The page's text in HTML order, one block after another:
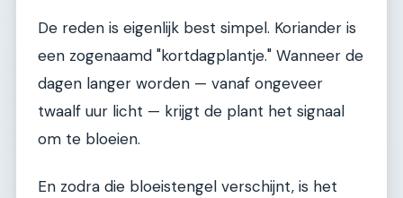
De reden is eigenlijk best simpel. Koriander is
een zogenaamd "kortdagplantje." Wanneer de
dagen langer worden — vanaf ongeveer
twaalf uur licht — krijgt de plant het signaal
om te bloeien.
En zodra die bloeistengel verschijnt, is het